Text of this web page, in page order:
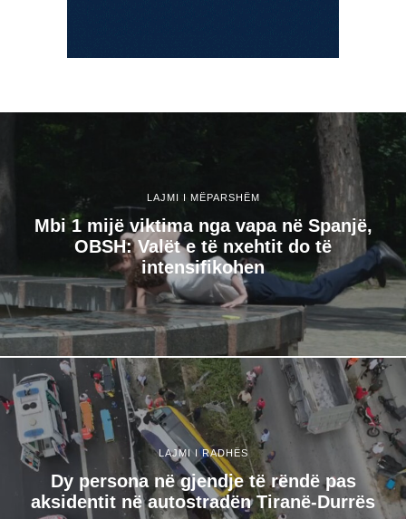
LAJMI I MËPARSHËM
Mbi 1 mijë viktima nga vapa në Spanjë,
OBSH: Valët e të nxehtit do të
intensifikohen
LAJMI I RADHËS
Dy persona në gjendje të rëndë pas
aksidentit në autostradën Tiranë-Durrës